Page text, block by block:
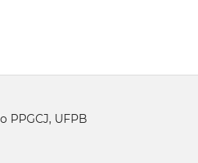
PPGCJ, UFPB